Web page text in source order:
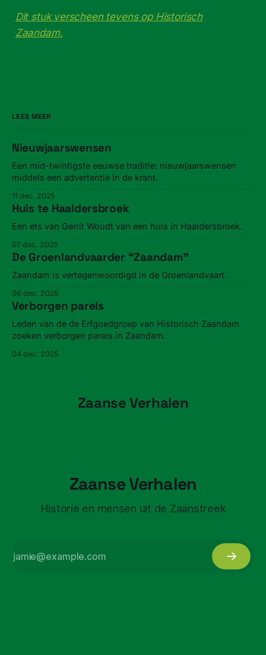
Dit stuk verscheen tevens op Historisch
Zaandam.
LEES MEER
Nieuwjaarswensen
Een mid-twintigste eeuwse traditie: nieuwjaarswensen
middels een advertentie in de krant.
11 dec. 2025
Huis te Haaldersbroek
Een ets van Gerrit Woudt van een huis in Haaldersbroek.
07 dec. 2025
De Groenlandvaarder “Zaandam”
Zaandam is vertegenwoordigd in de Groenlandvaart.
06 dec. 2025
Verborgen parels
Leden van de de Erfgoedgroep van Historisch Zaandam
zoeken verborgen parels in Zaandam.
04 dec. 2025
Zaanse Verhalen
Zaanse Verhalen
Historie en mensen uit de Zaanstreek